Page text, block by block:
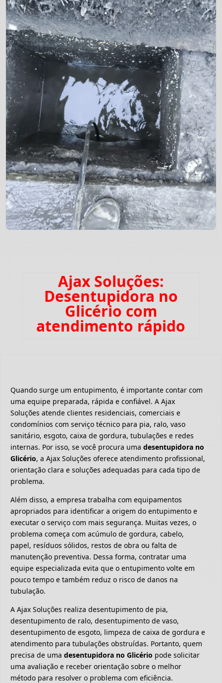
Ajax Soluções:
Desentupidora no
Glicério com
atendimento rápido
Quando surge um entupimento, é importante contar com
uma equipe preparada, rápida e confiável. A Ajax
Soluções atende clientes residenciais, comerciais e
condomínios com serviço técnico para pia, ralo, vaso
sanitário, esgoto, caixa de gordura, tubulações e redes
internas. Por isso, se você procura uma desentupidora no
Glicério, a Ajax Soluções oferece atendimento profissional,
orientação clara e soluções adequadas para cada tipo de
problema.
Além disso, a empresa trabalha com equipamentos
apropriados para identificar a origem do entupimento e
executar o serviço com mais segurança. Muitas vezes, o
problema começa com acúmulo de gordura, cabelo,
papel, resíduos sólidos, restos de obra ou falta de
manutenção preventiva. Dessa forma, contratar uma
equipe especializada evita que o entupimento volte em
pouco tempo e também reduz o risco de danos na
tubulação.
A Ajax Soluções realiza desentupimento de pia,
desentupimento de ralo, desentupimento de vaso,
desentupimento de esgoto, limpeza de caixa de gordura e
atendimento para tubulações obstruídas. Portanto, quem
precisa de uma desentupidora no Glicério pode solicitar
uma avaliação e receber orientação sobre o melhor
método para resolver o problema com eficiência.